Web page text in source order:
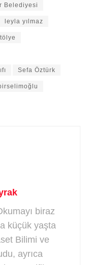
Belediyesi
leyla yılmaz
Sefa Öztürk
biraz
küçük yaşta
Bilimi ve
ayrıca